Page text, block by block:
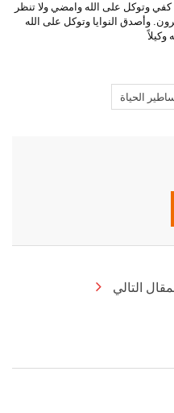
كفي وتوكل على الله وامضي ولا تنظر
وأصدق النوايا وتوكل على الله
وكيلاً
الحياة
التالي